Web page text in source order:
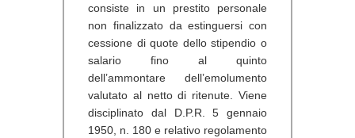
consiste in un prestito personale
non finalizzato da estinguersi con
cessione di quote dello stipendio o
salario fino al quinto
dell’ammontare dell’emolumento
valutato al netto di ritenute. Viene
disciplinato dal D.P.R. 5 gennaio
1950, n. 180 e relativo regolamento